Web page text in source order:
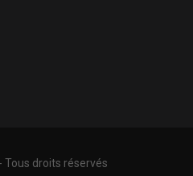
Tous droits réservés